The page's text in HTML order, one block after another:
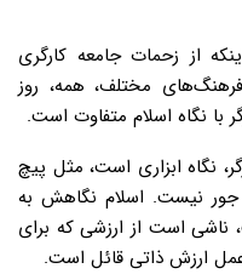
از زحمات جامعه کارگری
مختلف، همه، روز
با نگاه اسلام متفاوت است.
نگاه ابزاری است، مثل پیچ
نیست. اسلام نگاهش به
ناشی است از ارزشی که برای
ارزش ذاتی قائل است.